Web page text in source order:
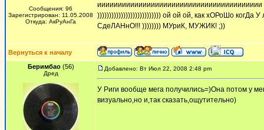
Сообщения: 96
Зарегистрирован: 11.05.2008
Откуда: АкРуАнГа
ииииииииииииииииииииииииииииииииииииииии
))))))))))))))))))))))))))) ой ой ой, как хОРоШо когДа
СдеЛАНнО!!! )))))))) МУриК, МУЖИК! ;))
Вернуться к началу
Беримбао(56)
Дред
Добавлено: Вт Июл 22, 2008 2:48 pm
У Риги вообще мега получились=)Она потом у
визуально,но и,так сказать,ощутительно)